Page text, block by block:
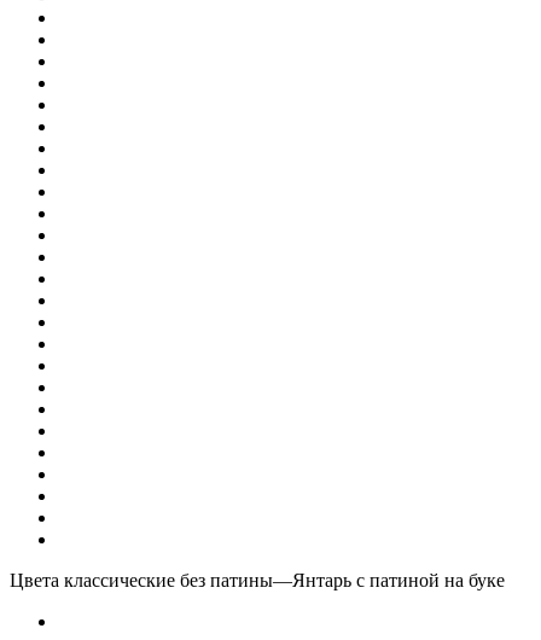
Цвета классические без патины—Янтарь с патиной на буке